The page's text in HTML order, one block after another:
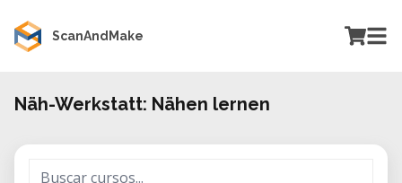
ScanAndMake
Näh-Werkstatt: Nähen lernen